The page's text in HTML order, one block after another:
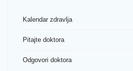
Kalendar zdravlja
Pitajte doktora
Odgovori doktora